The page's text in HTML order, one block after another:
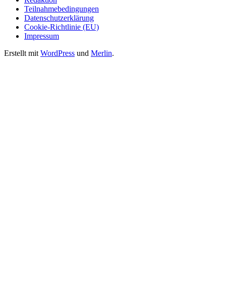
Teilnahmebedingungen
Datenschutzerklärung
Cookie-Richtlinie (EU)
Impressum
Erstellt mit WordPress und Merlin.